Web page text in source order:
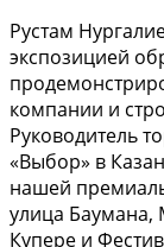
Рустам
экспозицией
компании и
Руководитель
«Выбор» в
нашей
улица Баумана,
Купере и